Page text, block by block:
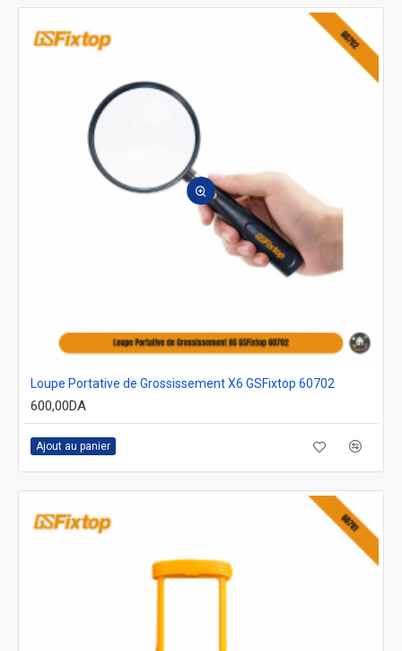
Loupe Portative de Grossissement X6 GSFixtop 60702
600,00DA
Ajout au panier